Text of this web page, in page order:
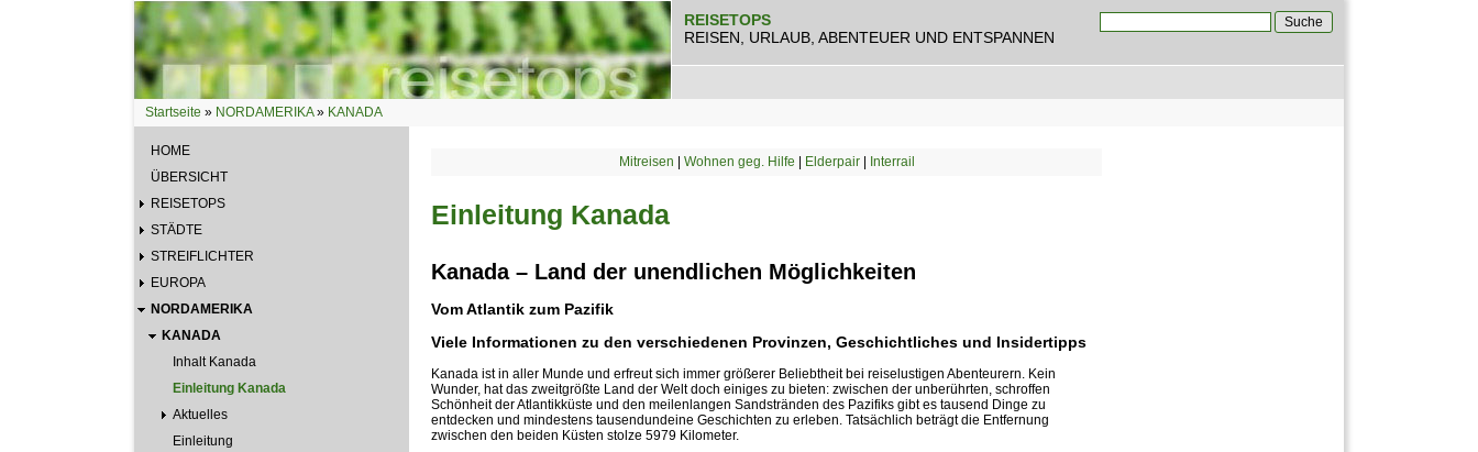
REISETOPS
REISEN, URLAUB, ABENTEUER UND ENTSPANNEN
Sie sind hier
Startseite » NORDAMERIKA» KANADA
HOME
ÜBERSICHT
REISETOPS
STÄDTE
STREIFLICHTER
EUROPA
NORDAMERIKA
KANADA
Inhalt Kanada
Einleitung Kanada
Aktuelles
Einleitung
Mitreisen Wohnen geg. Hilfe Elderpair| Interrail
Einleitung Kanada
Kanada – Land der unendlichen Möglichkeiten
Vom Atlantik zum Pazifik
Viele Informationen zu den verschiedenen Provinzen, Geschichtliches und Insidertipps
Kanada ist in aller Munde und erfreut sich immer größerer Beliebtheit bei reiselustigen Abenteurern. Kein
Wunder, hat das zweitgrößte Land der Welt doch einiges zu bieten: zwischen der unberührten, schroffen
Schönheit der Atlantikküste und den meilenlangen Sandstränden des Pazifiks gibt es tausend Dinge zu
entdecken und mindestens tausendundeine Geschichten zu erleben. Tatsächlich beträgt die Entfernung
zwischen den beiden Küsten stolze 5979 Kilometer.